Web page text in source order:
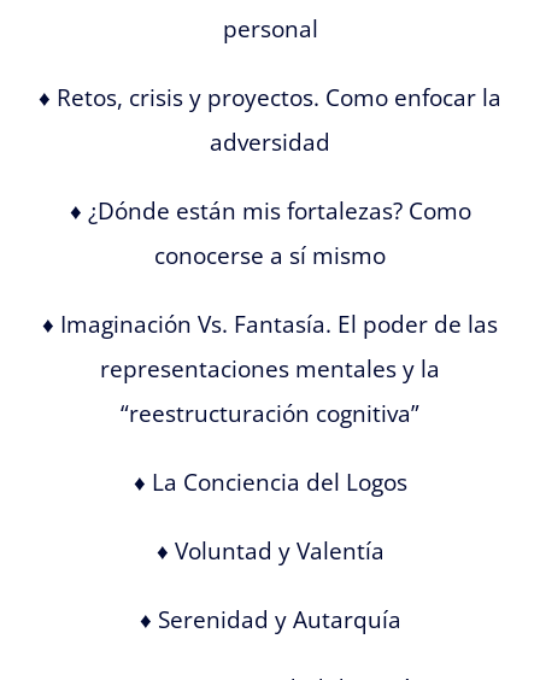
personal
♦ Retos, crisis y proyectos. Como enfocar la
adversidad
♦ ¿Dónde están mis fortalezas? Como
conocerse a sí mismo
♦ Imaginación Vs. Fantasía. El poder de las
representaciones mentales y la
“reestructuración cognitiva”
♦ La Conciencia del Logos
♦ Voluntad y Valentía
♦ Serenidad y Autarquía